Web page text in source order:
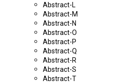
Abstract-L
Abstract-M
Abstract-N
Abstract-O
Abstract-P
Abstract-Q
Abstract-R
Abstract-S
Abstract-T